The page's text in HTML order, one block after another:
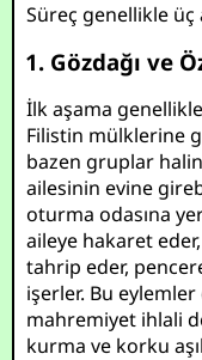
Süreç genellikle
1. Gözdağı ve
İlk aşama
Filistin mülklerine
bazen gruplar
ailesinin evine
oturma odasına
aileye hakaret
tahrip eder,
işerler. Bu eylemler
mahremiyet ihlali
kurma ve korku